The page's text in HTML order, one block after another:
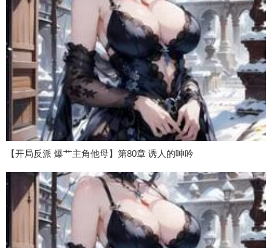
【开局反派 爆艹主角他母】第80章 诱人的呻吟